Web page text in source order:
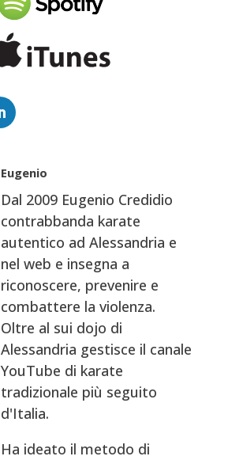
Eugenio
Dal 2009 Eugenio Credidio
contrabbanda karate
autentico ad Alessandria e
nel web e insegna a
riconoscere, prevenire e
combattere la violenza.
Oltre al sui dojo di
Alessandria gestisce il canale
YouTube di karate
tradizionale più seguito
d'Italia.
Ha ideato il metodo di